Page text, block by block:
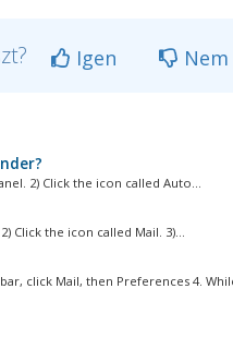
Igen Nem
2) Click the icon called Auto...
Click the icon called Mail. 3)...
click Mail, then Preferences 4.